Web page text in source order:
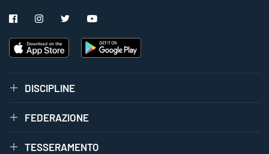
DISCIPLINE
FEDERAZIONE
TESSERAMENTO